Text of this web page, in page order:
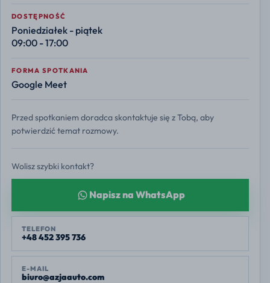
DOSTĘPNOŚĆ
Poniedziałek - piątek
09:00 - 17:00
FORMA SPOTKANIA
Google Meet
Przed spotkaniem doradca skontaktuje się z Tobą, aby
potwierdzić temat rozmowy.
Wolisz szybki kontakt?
Napisz na WhatsApp
TELEFON
+48 452 395 736
E-MAIL
biuro@azjaauto.com